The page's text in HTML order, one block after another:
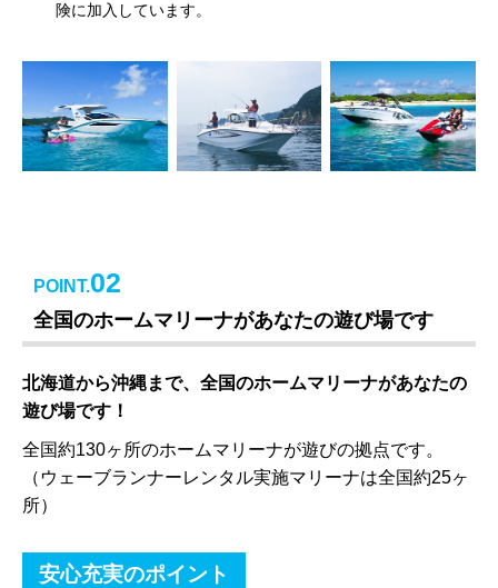
険に加入しています。
POINT.02
全国のホームマリーナがあなたの遊び場です
北海道から沖縄まで、全国のホームマリーナがあなたの
遊び場です！
全国約130ヶ所のホームマリーナが遊びの拠点です。
（ウェーブランナーレンタル実施マリーナは全国約25ヶ
所）
安心充実のポイント